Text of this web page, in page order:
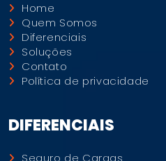
Transporte de Carga
Transporte de Carga Seca
ENTRAR EM
(47) 99147-1153
logcerto@logcerto.com.br